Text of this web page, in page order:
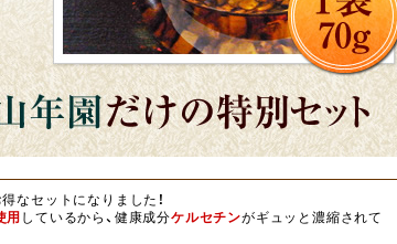
なセットになりました！
用 しているから、健康成分ケルセチンがギュッと濃縮されて